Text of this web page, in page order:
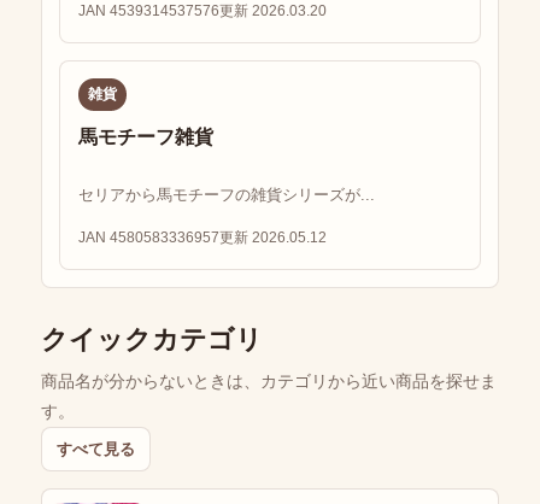
JAN 4539314537576更新 2026.03.20
雑貨
馬モチーフ雑貨
セリアから馬モチーフの雑貨シリーズが...
JAN 4580583336957更新 2026.05.12
クイックカテゴリ
商品名が分からないときは、カテゴリから近い商品を探せま
す。
すべて見る